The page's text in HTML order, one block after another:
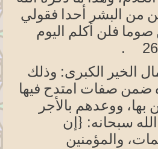
من البشر أحدا فقولي
فلن أكلم اليوم
26
.
الخير الكبرى: وذلك
ضمن صفات امتدح فيها
بها، ووعدهم بالأجر
سبحانه: {إن
والمؤمنين